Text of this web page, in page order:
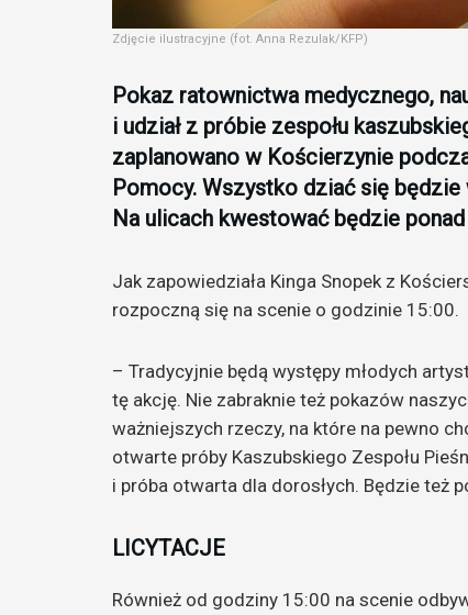
Zdjęcie ilustracyjne (fot. Anna Rezulak/KFP)
Pokaz ratownictwa medycznego,
i udział z próbie zespołu
zaplanowano w Kościerzynie
Pomocy. Wszystko dziać się będzie
Na ulicach kwestować będzie
Jak zapowiedziała Kinga Snopek z
rozpoczną się na scenie o godzinie 15:00.
– Tradycyjnie będą występy młodych
tę akcję. Nie zabraknie też pokazów
ważniejszych rzeczy, na które na pewno
otwarte próby Kaszubskiego Zespołu
i próba otwarta dla dorosłych. Będzie też
LICYTACJE
Również od godziny 15:00 na scenie